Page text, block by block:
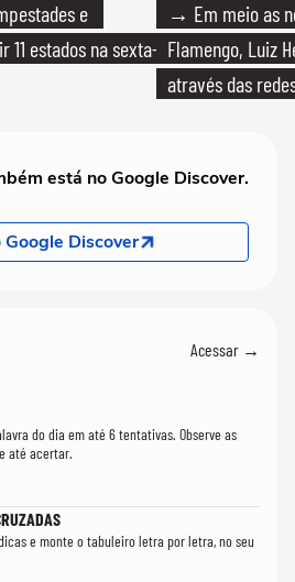
e
estados na sexta-
→ Em meio as
Flamengo, Luiz
através das
está no Google Discover.
Google Discover
Acessar →
do dia em até 6 tentativas. Observe as
até acertar.
e monte o tabuleiro letra por letra, no seu